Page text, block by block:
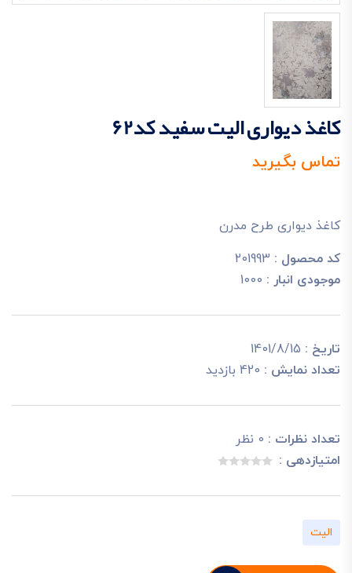
کاغذ دیواری الیت سفید کد62
تماس بگیرید
کاغذ دیواری طرح مدرن
کد محصول : 201993
موجودی انبار : 1000
تاریخ : 1401/8/15
تعداد نمایش : 420 بازدید
تعداد نظرات : 0 نظر
امتیازدهی :
الیت